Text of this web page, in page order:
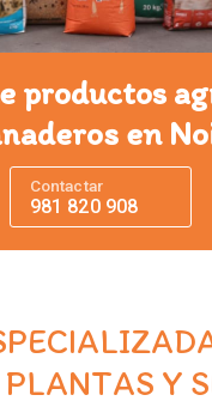
productos
en
Contactar
981 820 908
PLANTAS Y